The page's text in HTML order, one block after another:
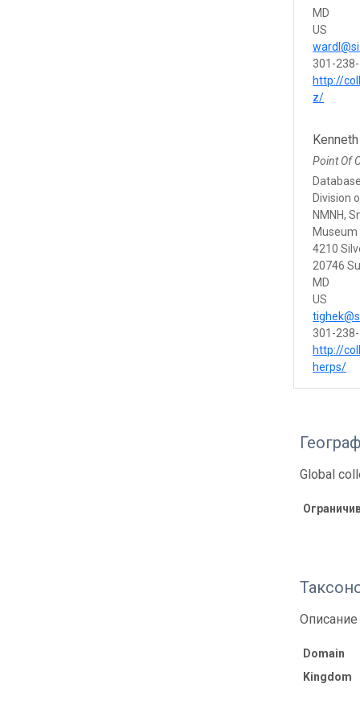
MD
US
301-
http://
z/
Point Of
Division
NMNH,
Museum
4210
20746
MD
US
301-
http://
herps/
Global
Описание
Domain
Kingdom